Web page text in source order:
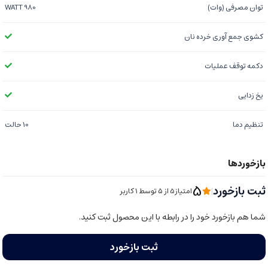
توان مصرفی (وات) 980 WATT
کشوی جمع آوری خرده نان
دکمه توقف عملیات
یخ زدایی
تنظیم دما 10 حالت
ثبت بازخورد|
5امتیاز5 از ۵ توسط 1 کاربر
شما هم بازخورد خود را در رابطه با این محصول ثبت کنید.
ثبت بازخورد